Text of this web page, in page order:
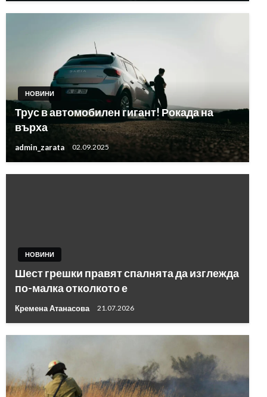
НОВИНИ
Трус в автомобилен гигант! Рокада на
върха
admin_zarata 02.09.2025
НОВИНИ
Шест грешки правят спалнята да изглежда
по-малка отколкото е
Кремена Атанасова 21.07.2026